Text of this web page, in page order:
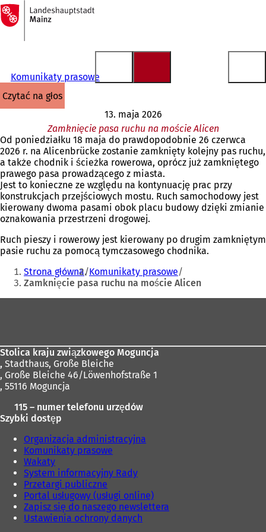
Przejdź do treści
Do
strony
głównej
Komunikaty prasowe
czytać na głos
13. maja 2026
Zamknięcie pasa ruchu na moście Alicen
Od poniedziałku 18 maja do prawdopodobnie 26 czerwca
2026 r. na Alicenbrücke zostanie zamknięty kolejny pas ruchu,
a także chodnik i ścieżka rowerowa, oprócz już zamkniętego
prawego pasa prowadzącego z miasta.
Jest to konieczne ze względu na kontynuację prac przy
konstrukcjach przejściowych mostu. Ruch samochodowy jest
kierowany dwoma pasami obok placu budowy dzięki zmianie
oznakowania przestrzeni drogowej.
Ruch pieszy i rowerowy jest kierowany po drugim zamkniętym
pasie ruchu za pomocą tymczasowego chodnika.
Jesteś
tutaj:
Strona główna Komunikaty prasowe
Zamknięcie pasa ruchu na moście Alicen
Stolica kraju związkowego Moguncja
, Stadthaus, Große Bleiche
, Große Bleiche 46/Löwenhofstraße 1
, 55116 Moguncja
115 – numer telefonu urzędów
Szybki dostęp
Organizacja administracyjna
Komunikaty prasowe
Wakaty
System informacyjny Rady
Przetargi publiczne
Portal usługowy (usługi online)
Zapisz się do naszego newslettera
Ustawienia ochrony danych